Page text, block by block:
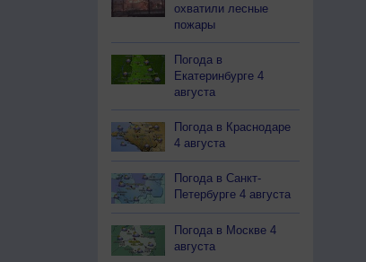
охватили лесные
пожары
Погода в
Екатеринбурге 4
августа
Погода в Краснодаре
4 августа
Погода в Санкт-
Петербурге 4 августа
Погода в Москве 4
августа